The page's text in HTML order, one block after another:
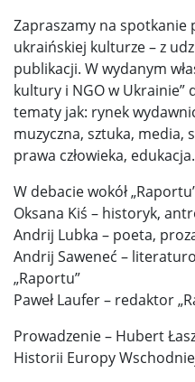
Zapraszamy na
ukraińskiej kulturze – z
publikacji. W wydanym
kultury i NGO w Ukrainie”
tematy jak: rynek
muzyczna, sztuka, media,
prawa człowieka,
W debacie wokół
Oksana Kiś – historyk,
Andrij Lubka – poeta,
Andrij Saweneć –
„Raportu”
Paweł Laufer – redaktor
Prowadzenie – Hubert
Historii Europy